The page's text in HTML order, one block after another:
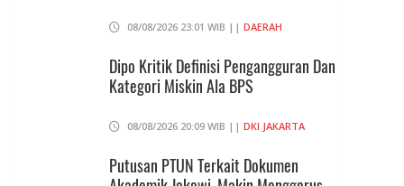
08/08/2026 23:01 WIB || DAERAH
Dipo Kritik Definisi Pengangguran Dan
Kategori Miskin Ala BPS
08/08/2026 20:09 WIB || DKI JAKARTA
Putusan PTUN Terkait Dokumen